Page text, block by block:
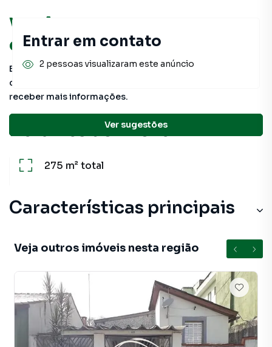
Você pode encontrar novas
oportunidades!
Este imóvel não está mais disponível, mas você pode
conferir outros em nosso site ou deixar seu contato para
receber mais informações.
Ver sugestões
Detalhes do imóvel
275 m²total
Características principais
Veja outros imóveis nesta região
Entrar em contato
2 pessoas visualizaram este anúncio